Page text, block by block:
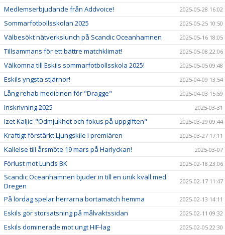
Medlemserbjudande från Addvoice! 2025-05-28 16:02
Sommarfotbollsskolan 2025 2025-05-25 10:50
Välbesökt nätverkslunch på Scandic Oceanhamnen 2025-05-16 18:05
Tillsammans för ett bättre matchklimat! 2025-05-08 22:06
Välkomna till Eskils sommarfotbollsskola 2025! 2025-05-05 09:48
Eskils yngsta stjärnor! 2025-04-09 13:54
Lång rehab medicinen för "Dragge" 2025-04-03 15:59
Inskrivning 2025 2025-03-31
Izet Kaljic: "Ödmjukhet och fokus på uppgiften" 2025-03-29 09:44
Kraftigt förstärkt Ljungskile i premiären 2025-03-27 17:11
Kallelse till årsmöte 19 mars på Harlyckan! 2025-03-07
Förlust mot Lunds BK 2025-02-18 23:06
Scandic Oceanhamnen bjuder in till en unik kväll med
Dregen
2025-02-17 11:47
På lördag spelar herrarna bortamatch hemma 2025-02-13 14:11
Eskils gör storsatsning på målvaktssidan 2025-02-11 09:32
Eskils dominerade mot ungt HIF-lag 2025-02-05 22:30